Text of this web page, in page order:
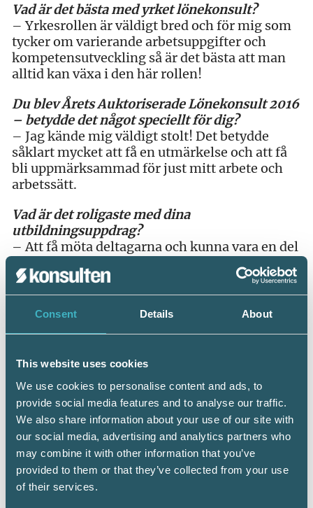
Consent Details About
This website uses cookies
We use cookies to personalise content and ads, to
provide social media features and to analyse our traffic.
We also share information about your use of our site with
our social media, advertising and analytics partners who
may combine it with other information that you’ve
provided to them or that they’ve collected from your use
of their services.
Vad är det bästa med yrket lönekonsult?
– Yrkesrollen är väldigt bred och för mig som
tycker om varierande arbetsuppgifter och
kompetensutveckling så är det bästa att man
alltid kan växa i den här rollen!
Du blev Årets Auktoriserade Lönekonsult 2016
– betydde det något speciellt för dig?
– Jag kände mig väldigt stolt! Det betydde
såklart mycket att få en utmärkelse och att få
bli uppmärksammad för just mitt arbete och
arbetssätt.
Vad är det roligaste med dina
utbildningsuppdrag?
– Att få möta deltagarna och kunna vara en del
Vad gör du när du är ledig?
– Jag lägger mycket tid på att träna med min
och sjunger, så när det finns tid över,
Dela: